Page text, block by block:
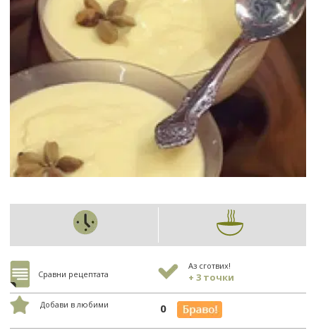
Сравни рецептата
Аз сготвих!
+ 3 точки
Добави в любими 0